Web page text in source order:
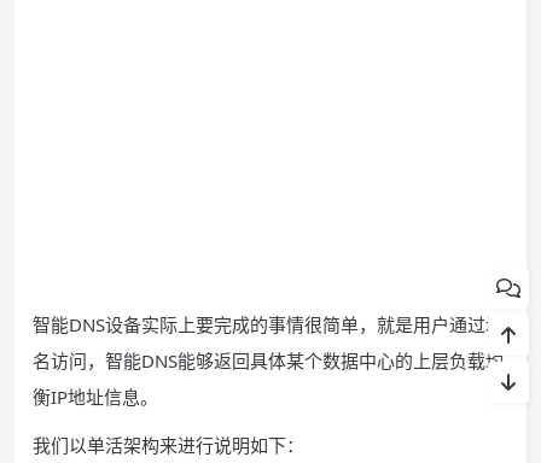
智能DNS设备实际上要完成的事情很简单，就是用户通过域
名访问，智能DNS能够返回具体某个数据中心的上层负载均
衡IP地址信息。
我们以单活架构来进行说明如下：